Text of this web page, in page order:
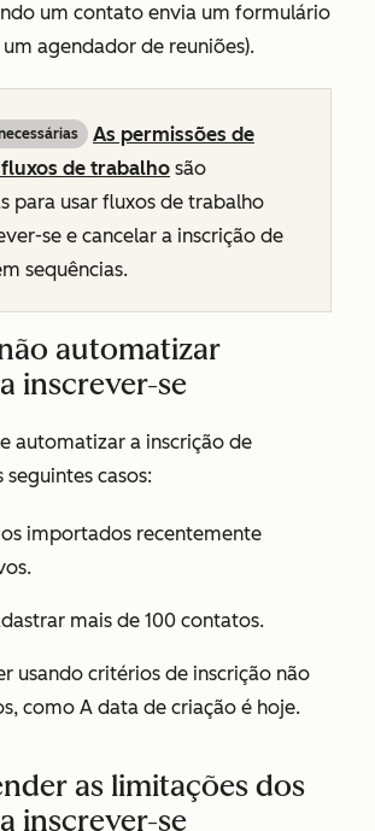
um contato envia um formulário
agendador de reuniões).
As permissões de
fluxos de trabalho são
para usar fluxos de trabalho
se e cancelar a inscrição de
sequências.
automatizar
inscrever-se
automatizar a inscrição de
seguintes casos:
importados recentemente
mais de 100 contatos.
usando critérios de inscrição não
como A data de criação é hoje.
as limitações dos
inscrever-se